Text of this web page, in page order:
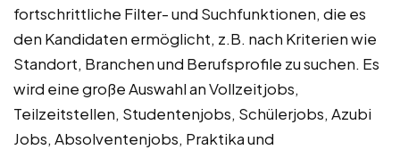
fortschrittliche Filter- und Suchfunktionen, die es
den Kandidaten ermöglicht, z.B. nach Kriterien wie
Standort, Branchen und Berufsprofile zu suchen. Es
wird eine große Auswahl an Vollzeitjobs,
Teilzeitstellen, Studentenjobs, Schülerjobs, Azubi
Jobs, Absolventenjobs, Praktika und